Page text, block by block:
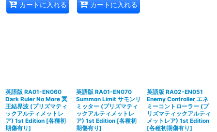
カートに入れる カートに入れる
英語版 RA01-EN060
Dark Ruler No More 冥
王結界波 (プリズマティ
ックアルティメットレ
ア) 1st Edition [各種初
期傷有り]
英語版 RA01-EN070
Summon Limit サモンリ
ミッター (プリズマティ
ックアルティメットレ
ア) 1st Edition [各種初
期傷有り]
英語版 RA02-EN051
Enemy Controller エネ
ミーコントローラー (プ
リズマティックアルティ
メットレア) 1st Edition
[各種初期傷有り]